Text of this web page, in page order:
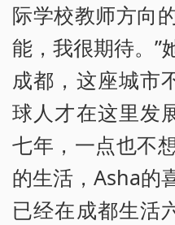
际学校教师方向
能，我很期待。”
成都，这座城市
球人才在这里发
七年，一点也不
的生活，Asha的
已经在成都生活